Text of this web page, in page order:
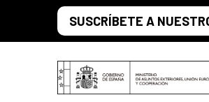
Saltar al contenido principal
SUSCRÍBETE A